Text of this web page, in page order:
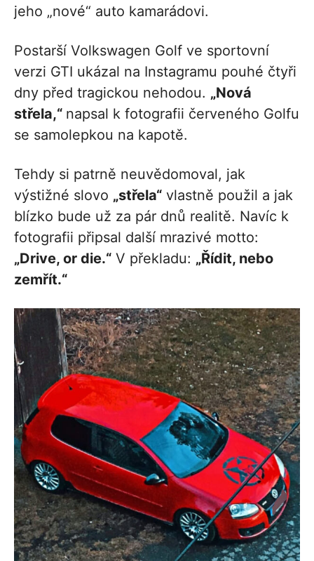
jeho „nové“ auto kamarádovi.
Postarší Volkswagen Golf ve sportovní
verzi GTI ukázal na Instagramu pouhé čtyři
dny před tragickou nehodou. „Nová
střela,“ napsal k fotografii červeného Golfu
se samolepkou na kapotě.
Tehdy si patrně neuvědomoval, jak
výstižné slovo „střela“ vlastně použil a jak
blízko bude už za pár dnů realitě. Navíc k
fotografii připsal další mrazivé motto:
„Drive, or die.“ V překladu: „Řídit, nebo
zemřít.“